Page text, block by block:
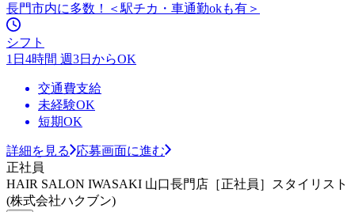
長門市内に多数！＜駅チカ・車通勤okも有＞
シフト
1日4時間 週3日からOK
交通費支給
未経験OK
短期OK
詳細を見る
応募画面に進む
正社員
HAIR SALON IWASAKI 山口長門店［正社員］スタイリスト
(株式会社ハクブン)